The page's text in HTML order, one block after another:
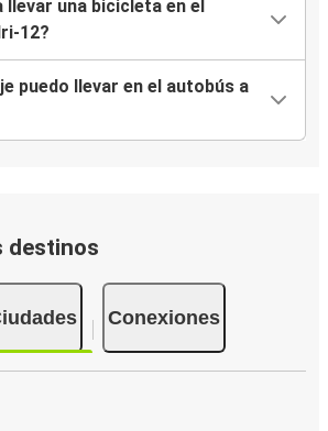
una bicicleta en el
12?
puedo llevar en el autobús a
destinos
Conexiones